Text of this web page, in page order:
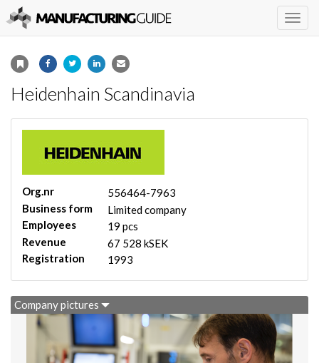
Heidenhain Scandinavia
Org.nr
556464-7963
Business form
Limited company
Employees
19 pcs
Revenue
67 528 kSEK
Registration
1993
Company pictures